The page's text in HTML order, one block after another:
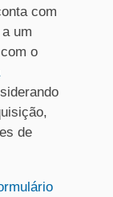
com
um
o
de